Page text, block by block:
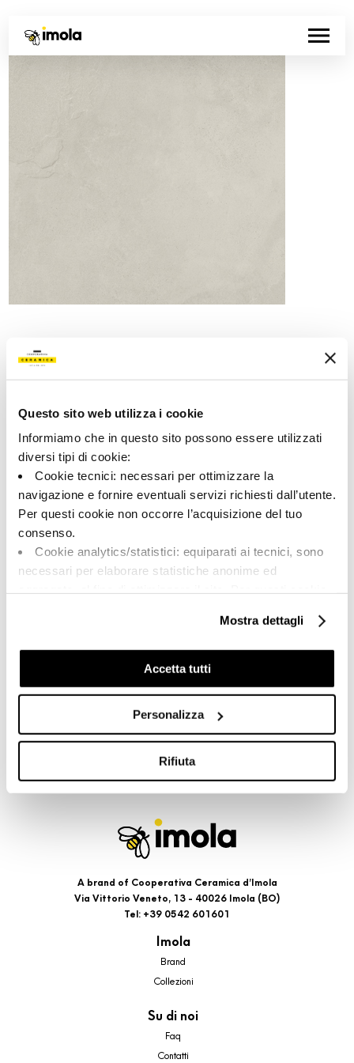
Questo sito web utilizza i cookie
Informiamo che in questo sito possono essere utilizzati
diversi tipi di cookie:
Cookie tecnici: necessari per ottimizzare la
navigazione e fornire eventuali servizi richiesti dall’utente.
Per questi cookie non occorre l’acquisizione del tuo
consenso.
Cookie analytics/statistici: equiparati ai tecnici, sono
necessari per elaborare statistiche anonime ed
Cookie di profilazione/marketing: sono utilizzati, solo
previo tuo consenso, per esaminare le tue abitudini di
navigazione e mostrarti quindi avvisi pubblicitari mirati, in
linea con le tue preferenze.
cookie di profilazione, selezionando uno dei bottoni sotto
riportati. Puoi avere maggiori dettagli visionando
l’Informativa estesa cookie. La chiusura del presente
banner comporterà il permanere dei soli cookie tecnici ed
comunque modificare le tue scelte in qualsiasi momento,
accedendo al link presente nel footer.
Mostra dettagli
Accetta tutti
Personalizza
Rifiuta
193216 | A.RCK R60CG RM
Collezione
00917
Camargue
Tipologia:
Fondo
Formato:
naturale
Aspetto superficiale:
opaco
Stonalizzazione:
Share:
A brand of Cooperativa Ceramica d’Imola
Via Vittorio Veneto, 13 - 40026 Imola (BO)
Tel: +39 0542 601601
Imola
Brand
Collezioni
Su di noi
Faq
Contatti